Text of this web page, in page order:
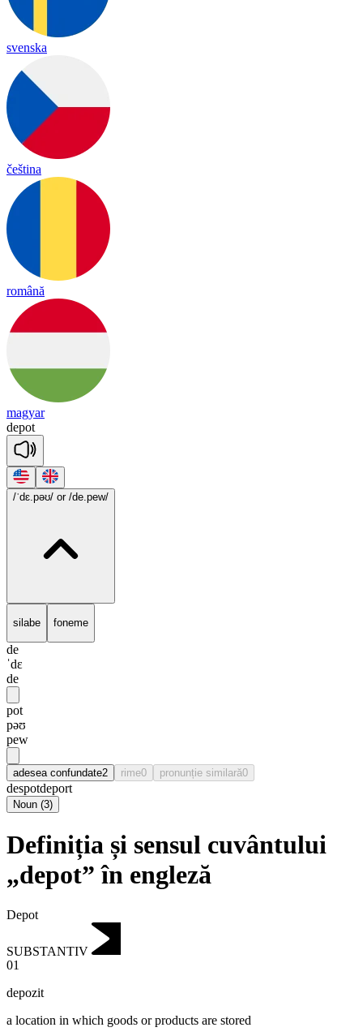
svenska
čeština
română
magyar
depot
/ˈdɛ.pəʊ/ or /de.pew/
silabe foneme
de
ˈdɛ
de
pot
pəʊ
pew
adesea confundate2 rime0 pronunție similară0
despotdeport
Noun (3)
Definiția și sensul cuvântului
„depot” în engleză
Depot
SUBSTANTIV
01
depozit
a location in which goods or products are stored